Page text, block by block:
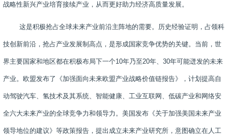
战略性新兴产业培育接续产业，从而更好助力经济高质量发展。
这是积极抢占全球未来产业前沿主阵地的需要。历史经验证明，占领科
技创新前沿，抢占产业发展制高点，是形成国家竞争优势的关键。当前，世
界主要国家和地区都在积极布局下一个10年乃至20年、 30年可能迸发的未来
产业。欧盟发布了《加强面向未来欧盟产业战略价值链报告》，计划提高自
动驾驶汽车、氢技术及其系统、智能健康、工业互联网、低碳产业和网络安
全六大未来产业的全球竞争力和领导力。美国发布《关于加强美国未来产业
领导地位的建议》等政策报告，提出成立未来产业研究所，意图确立在人工